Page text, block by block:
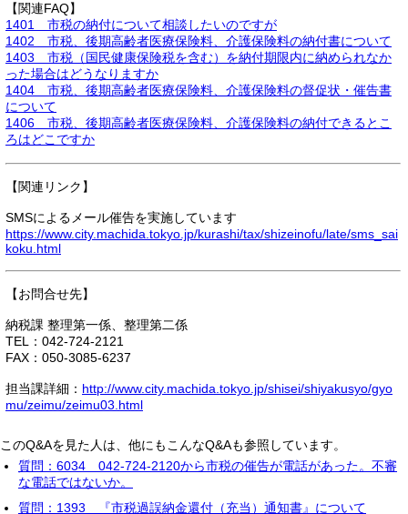
【関連FAQ】
1401 市税の納付について相談したいのですが
1402 市税、後期高齢者医療保険料、介護保険料の納付書について
1403 市税（国民健康保険税を含む）を納付期限内に納められなか
った場合はどうなりますか
1404 市税、後期高齢者医療保険料、介護保険料の督促状・催告書
について
1406 市税、後期高齢者医療保険料、介護保険料の納付できるとこ
ろはどこですか
【関連リンク】
SMSによるメール催告を実施しています
https://www.city.machida.tokyo.jp/kurashi/tax/shizeinofu/late/sms_sai
koku.html
【お問合せ先】
納税課 整理第一係、整理第二係
TEL：042-724-2121
FAX：050-3085-6237
担当課詳細： http://www.city.machida.tokyo.jp/shisei/shiyakusyo/gyo
mu/zeimu/zeimu03.html
このQ&Aを見た人は、他にもこんなQ&Aも参照しています。
質問：6034 042-724-2120から市税の催告が電話があった。不審
な電話ではないか。
質問：1393 『市税過誤納金還付（充当）通知書』について